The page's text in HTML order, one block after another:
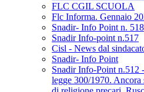
FLC CGIL SCUOLA
Flc Informa. Gennaio
Snadir- Info Point n. 518
Snadir Info-point n.517
Cisl - News dal
Snadir- Info Point
Snadir Info-Point n.512
legge 300/1970.